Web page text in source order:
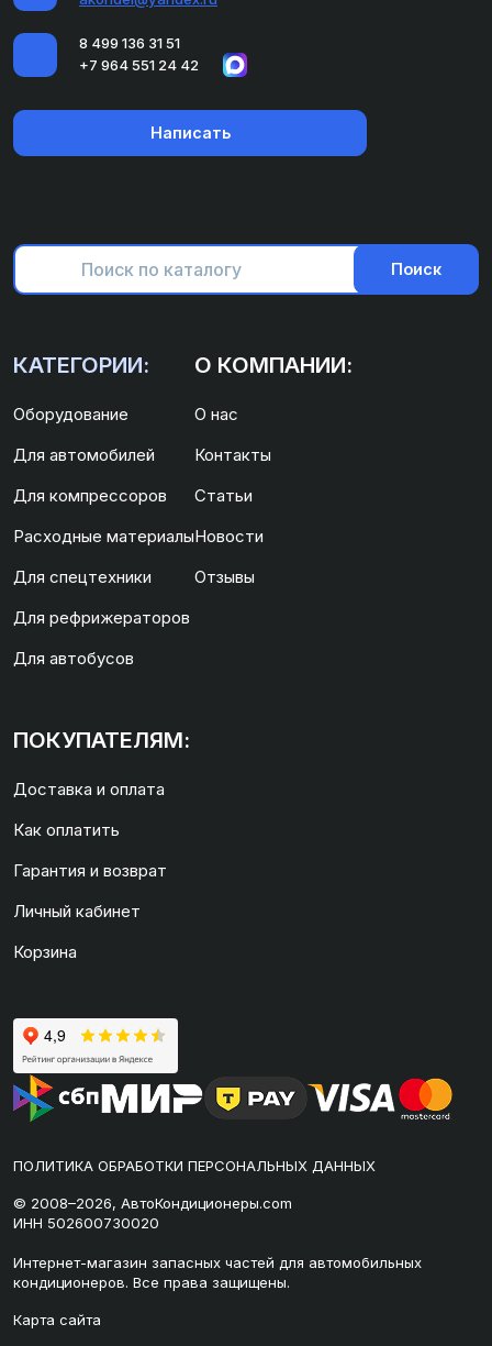
8 499 136 31 51
+7 964 551 24 42
Написать
Поиск
КАТЕГОРИИ:
Оборудование
Для автомобилей
Для компрессоров
Расходные материалы
Для спецтехники
Для рефрижераторов
Для автобусов
О КОМПАНИИ:
О нас
Контакты
Статьи
Новости
Отзывы
ПОКУПАТЕЛЯМ:
Доставка и оплата
Как оплатить
Гарантия и возврат
Личный кабинет
Корзина
ПОЛИТИКА ОБРАБОТКИ ПЕРСОНАЛЬНЫХ ДАННЫХ
© 2008–2026, АвтоКондиционеры.com
ИНН 502600730020
Интернет-магазин запасных частей для автомобильных
кондиционеров. Все права защищены.
Карта сайта